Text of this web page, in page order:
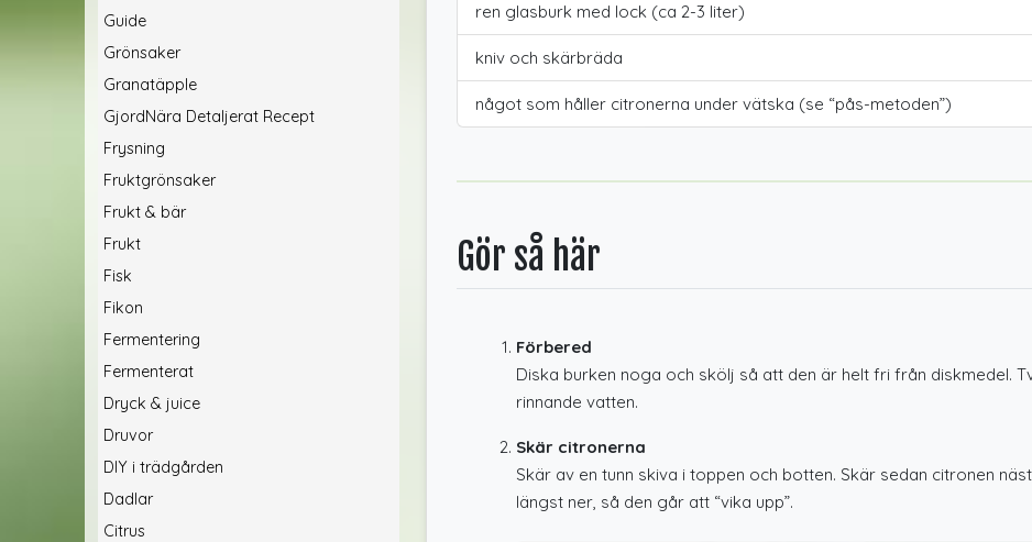
Guide
Grönsaker
Granatäpple
GjordNära Detaljerat Recept
Frysning
Fruktgrönsaker
Frukt & bär
Frukt
Fisk
Fikon
Fermentering
Fermenterat
Dryck & juice
Druvor
DIY i trädgården
Dadlar
Citrus
ren glasburk med lock (ca 2-3 liter)
kniv och skärbräda
något som håller citronerna under vätska (se “pås-metoden”)
Gör så här
Förbered
Diska burken noga och skölj så att den är helt fri från diskmedel.
rinnande vatten.
Skär citronerna
Skär av en tunn skiva i toppen och botten. Skär sedan citronen
längst ner, så den går att “vika upp”.